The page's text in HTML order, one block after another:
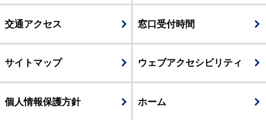
交通アクセス 窓口受付時間
サイトマップ ウェブアクセシビリティ
個人情報保護方針 ホーム